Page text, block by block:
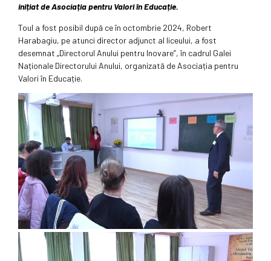
inițiat de Asociația pentru Valori în Educație.
Toul a fost posibil după ce în octombrie 2024, Robert
Harabagiu, pe atunci director adjunct al liceului, a fost
desemnat „Directorul Anului pentru Inovare”, în cadrul Galei
Naționale Directorului Anului, organizată de Asociația pentru
Valori în Educație.